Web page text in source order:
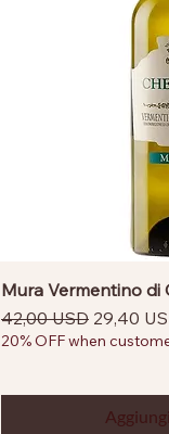
Mura Vermentino di
Prezzo regolare
42,00 USD Prezzo
29,40
20% OFF when